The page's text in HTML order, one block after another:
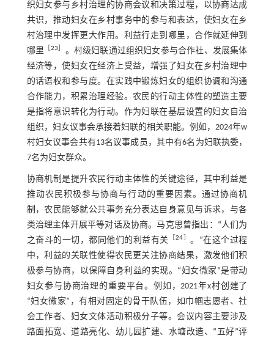
织妇女参与乡村治理的协商会议和决策过程，以协商达成
共识，推动妇女在乡村事务中的参与和表达，使妇女在乡
村治理中发挥更大作用。利益行走到哪里，合作就延伸到
哪里 ［23
。村级妇联通过组织妇女参与合作社、发展集体
经济等，使妇女在经济上受益，增强了妇女在乡村治理中
的话语权和参与度。在实践中锻炼妇女的组织协调和沟通
合作能力，积累治理经验。农民的行动主体性的塑造主要
是指将意识转化为行动。作为妇联在基层设置的妇女自治
组织，妇女议事会承接着妇联的相关职能。例如，2024年w
村妇女议事会共有13名议事成员，其中有6名为妇联执委，
7名为妇女群众。
协商机制是提升农民行动主体性的关键途径，其中利益是
推动农民积极参与协商与行动的重要因素。通过协商机
制，农民能够就公共事务充分表达自身意见与诉求，与各
类治理主体开展平等对话及协商。马克思曾指出：“人们为
之奋斗的一切，都同他们的利益有关 ［24
。”在这个过程
中，利益的关联性使得农民更关注协商结果，激发他们积
极参与协商，以保障自身利益的实现。“妇女微家”是带动
妇女参与协商治理的重要平台。例如，2021年x村创建了
“妇女微家”，有相对固定的骨干队伍，如巾帼志愿者、社
会工作者、妇女文体活动积极分子等。会议内容主要涉及
路面拓宽、道路亮化、幼儿园扩建、水塘改造、“五好”评